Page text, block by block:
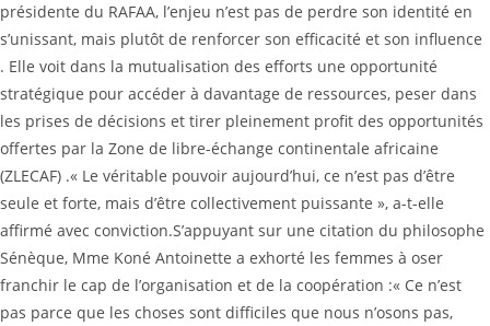
présidente du RAFAA, l’enjeu n’est pas de perdre son identité en
s’unissant, mais plutôt de renforcer son efficacité et son influence
. Elle voit dans la mutualisation des efforts une opportunité
stratégique pour accéder à davantage de ressources, peser dans
les prises de décisions et tirer pleinement profit des opportunités
offertes par la Zone de libre-échange continentale africaine
(ZLECAF) .‎‎« Le véritable pouvoir aujourd’hui, ce n’est pas d’être
seule et forte, mais d’être collectivement puissante », a-t-elle
affirmé avec conviction.‎‎S’appuyant sur une citation du philosophe
Sénèque, Mme Koné Antoinette a exhorté les femmes à oser
franchir le cap de l’organisation et de la coopération :‎‎« Ce n’est
pas parce que les choses sont difficiles que nous n’osons pas,